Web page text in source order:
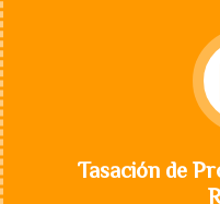
Tasación de